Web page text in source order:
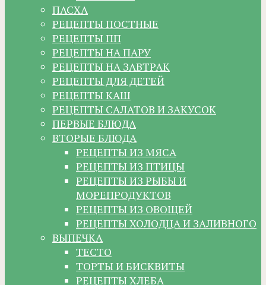
ПАСХА
РЕЦЕПТЫ ПОСТНЫЕ
РЕЦЕПТЫ ПП
РЕЦЕПТЫ НА ПАРУ
РЕЦЕПТЫ НА ЗАВТРАК
РЕЦЕПТЫ ДЛЯ ДЕТЕЙ
РЕЦЕПТЫ КАШ
РЕЦЕПТЫ САЛАТОВ И ЗАКУСОК
ПЕРВЫЕ БЛЮДА
ВТОРЫЕ БЛЮДА
РЕЦЕПТЫ ИЗ МЯСА
РЕЦЕПТЫ ИЗ ПТИЦЫ
РЕЦЕПТЫ ИЗ РЫБЫ И
МОРЕПРОДУКТОВ
РЕЦЕПТЫ ИЗ ОВОЩЕЙ
РЕЦЕПТЫ ХОЛОДЦА И ЗАЛИВНОГО
ВЫПЕЧКА
ТЕСТО
ТОРТЫ И БИСКВИТЫ
РЕЦЕПТЫ ХЛЕБА